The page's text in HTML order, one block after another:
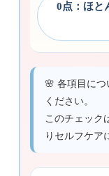
0点：ほ
🌸 各項目に
ください。
このチェック
りセルフケア